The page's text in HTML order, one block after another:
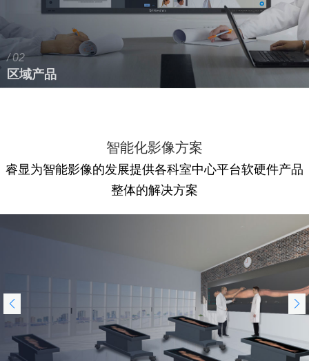
/ 02
区域产品
智能化影像方案
睿显为智能影像的发展提供各科室中心平台软硬件产品
整体的解决方案